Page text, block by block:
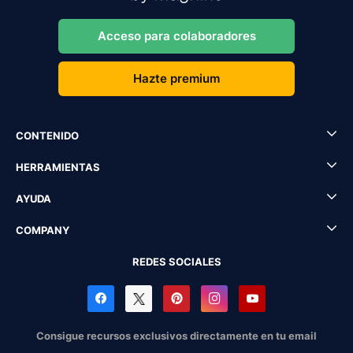
Acceso para colaboradores
Hazte premium
CONTENIDO
HERRAMIENTAS
AYUDA
COMPANY
REDES SOCIALES
Consigue recursos exclusivos directamente en tu email